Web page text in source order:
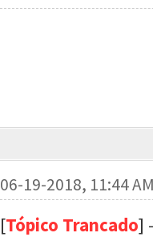
06-19-2018, 11:44
[Tópico Trancado]